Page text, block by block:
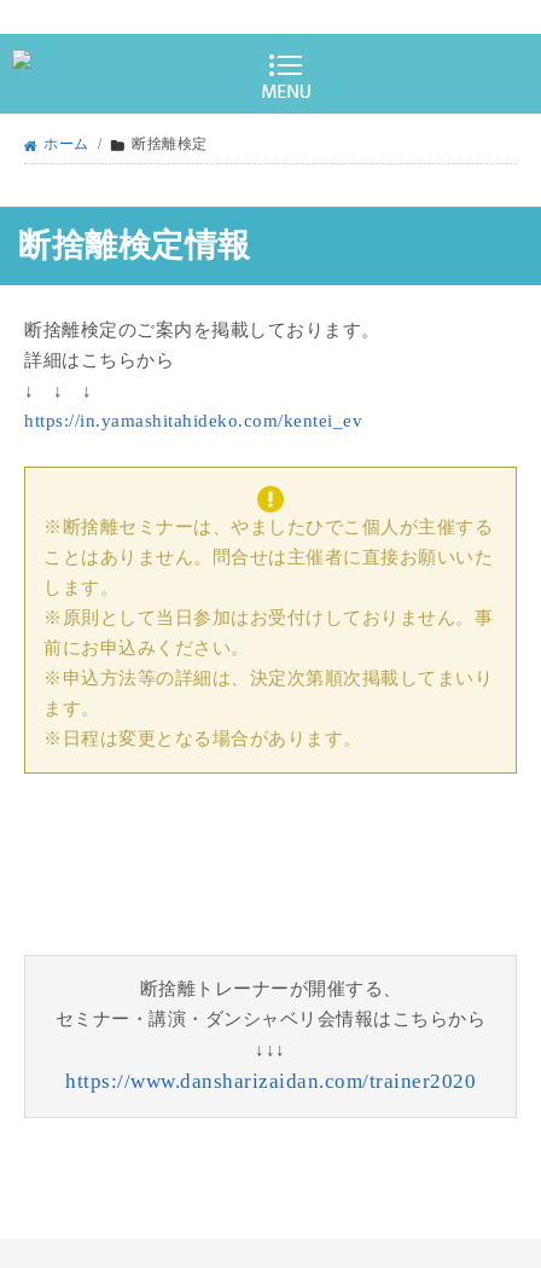
ホーム / 断捨離検定
断捨離検定情報
断捨離検定のご案内を掲載しております。
詳細はこちらから
↓ ↓ ↓
https://in.yamashitahideko.com/kentei_ev
※断捨離セミナーは、やましたひでこ個人が主催する
ことはありません。問合せは主催者に直接お願いいた
します。
※原則として当日参加はお受付けしておりません。事
前にお申込みください。
※申込方法等の詳細は、決定次第順次掲載してまいり
ます。
※日程は変更となる場合があります。
断捨離トレーナーが開催する、
セミナー・講演・ダンシャベリ会情報はこちらから
↓↓↓
https://www.dansharizaidan.com/trainer2020